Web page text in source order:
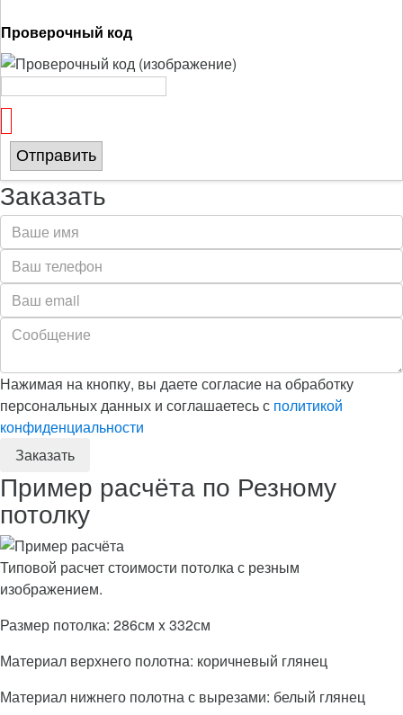
Проверочный код
Отправить
Заказать
Нажимая на кнопку, вы даете согласие на обработку
персональных данных и соглашаетесь с политикой
конфиденциальности
Пример расчёта по Резному
потолку
Типовой расчет стоимости потолка с резным
изображением.
Размер потолка: 286см x 332см
Материал верхнего полотна: коричневый глянец
Материал нижнего полотна с вырезами: белый глянец